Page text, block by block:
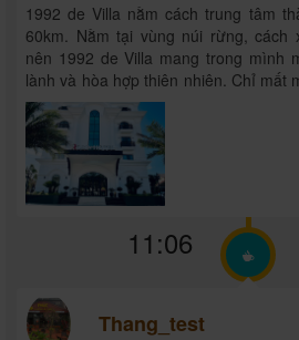
1992 de Villa nằm cách trung tâm
60km. Nằm tại vùng núi rừng, cách
nên 1992 de Villa mang trong mình
lành và hòa hợp thiên nhiên. Chỉ mất
tô hoặc xe ...
11:06
Thang_test